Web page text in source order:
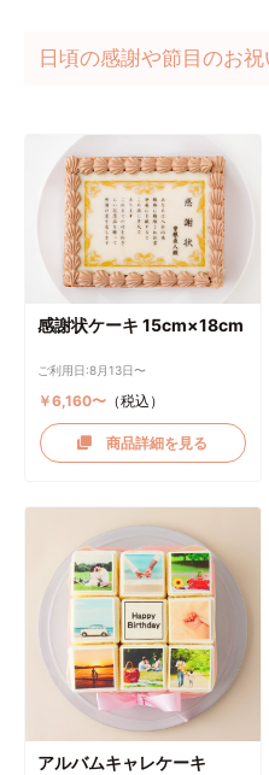
日頃の感謝や節目のお
感謝状ケーキ 15cm×18cm
ご利用日:8月13日〜
￥6,160〜（税込）
商品詳細を見る
アルバムキャレケーキ